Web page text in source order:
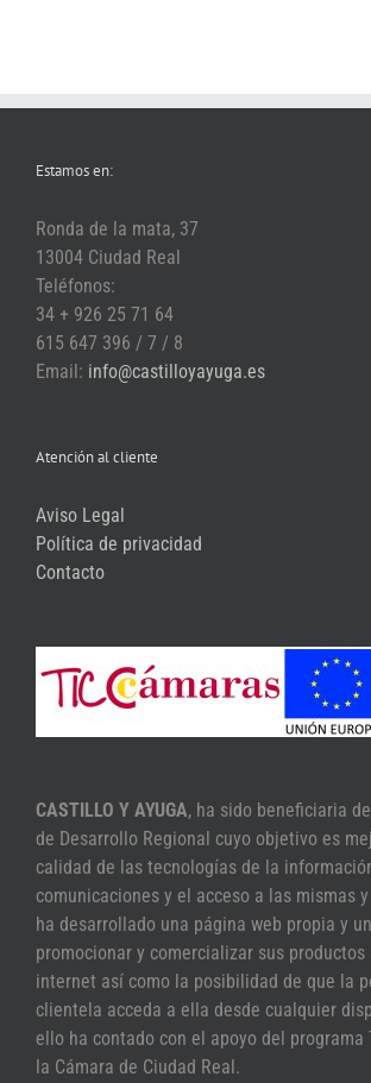
Estamos en:
Ronda de la mata, 37
13004 Ciudad Real
Teléfonos:
34 + 926 25 71 64
615 647 396 / 7 / 8
Email: info@castilloyayuga.es
Atención al cliente
Aviso Legal
Política de privacidad
Contacto
CASTILLO Y AYUGA, ha sido beneficiaria
de Desarrollo Regional cuyo objetivo es
calidad de las tecnologías de la
comunicaciones y el acceso a las mismas
ha desarrollado una página web propia y
promocionar y comercializar sus productos
internet así como la posibilidad de que la
clientela acceda a ella desde cualquier
ello ha contado con el apoyo del programa
la Cámara de Ciudad Real.